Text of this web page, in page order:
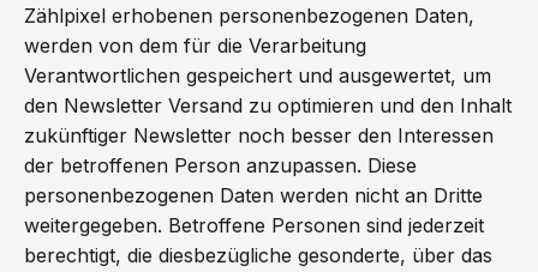
Zählpixel erhobenen personenbezogenen Daten,
werden von dem für die Verarbeitung
Verantwortlichen gespeichert und ausgewertet, um
den Newsletter Versand zu optimieren und den Inhalt
zukünftiger Newsletter noch besser den Interessen
der betroffenen Person anzupassen. Diese
personenbezogenen Daten werden nicht an Dritte
weitergegeben. Betroffene Personen sind jederzeit
berechtigt, die diesbezügliche gesonderte, über das